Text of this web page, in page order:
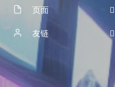
留言板
6
2
页面
时光机
友链